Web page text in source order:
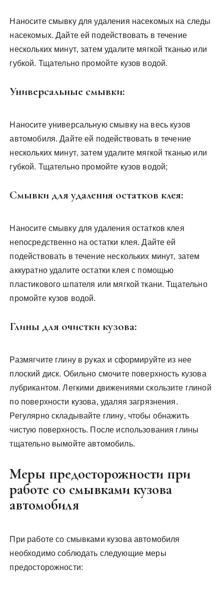
Наносите смывку для удаления насекомых на следы
насекомых. Дайте ей подействовать в течение
нескольких минут‚ затем удалите мягкой тканью или
губкой. Тщательно промойте кузов водой.
Универсальные смывки:
Наносите универсальную смывку на весь кузов
автомобиля. Дайте ей подействовать в течение
нескольких минут‚ затем удалите мягкой тканью или
губкой. Тщательно промойте кузов водой;
Смывки для удаления остатков клея:
Наносите смывку для удаления остатков клея
непосредственно на остатки клея. Дайте ей
подействовать в течение нескольких минут‚ затем
аккуратно удалите остатки клея с помощью
пластикового шпателя или мягкой ткани. Тщательно
промойте кузов водой.
Глины для очистки кузова:
Размягчите глину в руках и сформируйте из нее
плоский диск. Обильно смочите поверхность кузова
лубрикантом. Легкими движениями скользите глиной
по поверхности кузова‚ удаляя загрязнения.
Регулярно складывайте глину‚ чтобы обнажить
чистую поверхность. После использования глины
тщательно вымойте автомобиль.
Меры предосторожности при
работе со смывками кузова
автомобиля
При работе со смывками кузова автомобиля
необходимо соблюдать следующие меры
предосторожности: